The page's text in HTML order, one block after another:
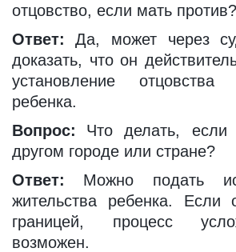
отцовство, если мать против?
Ответ: Да, может через
доказать, что он
установление
ребенка.
Вопрос: Что делать, если
другом городе или стране?
Ответ: Можно подать
жительства ребенка. Если
границей, процесс
возможен.